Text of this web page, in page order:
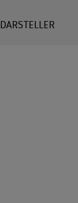
DARSTELLER